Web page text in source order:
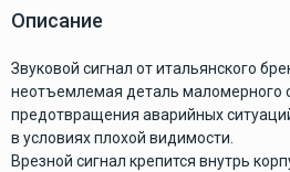
Описание
Звуковой сигнал от итальянского
неотъемлемая деталь маломерного
предотвращения аварийных
в условиях плохой видимости.
Врезной сигнал крепится внутрь